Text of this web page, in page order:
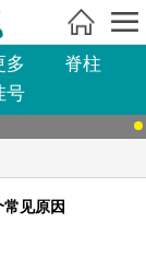
多
脊柱
号
见原因